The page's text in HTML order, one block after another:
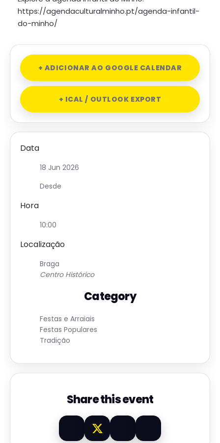
https://agendaculturalminho.pt/agenda-infantil-
do-minho/
+ ADICIONAR AO GOOGLE CALENDAR
+ ICAL / OUTLOOK EXPORT
Data
18 Jun 2026
Desde
Hora
10:00
Localização
Braga
Centro Histórico
Category
Festas e Arraiais
Festas Populares
Tradição
Share this event